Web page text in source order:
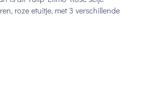
roze etuitje, met 3 verschillende